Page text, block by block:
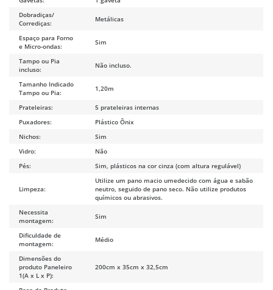
Dobradiças/
Corrediças:
Metálicas
Espaço para Forno
e Micro-ondas:
Sim
Tampo ou Pia
incluso:
Não incluso.
Tamanho Indicado
Tampo ou Pia:
1,20m
Prateleiras:
5 prateleiras internas
Puxadores:
Plástico Ônix
Nichos:
Sim
Vidro:
Não
Pés:
Sim, plásticos na cor cinza (com altura regulável)
Limpeza:
Utilize um pano macio umedecido com água e sabão
neutro, seguido de pano seco. Não utilize produtos
químicos ou abrasivos.
Necessita
montagem:
Sim
Dificuldade de
montagem:
Médio
Dimensões do
produto Paneleiro
1(A x L x P):
200cm x 35cm x 32,5cm